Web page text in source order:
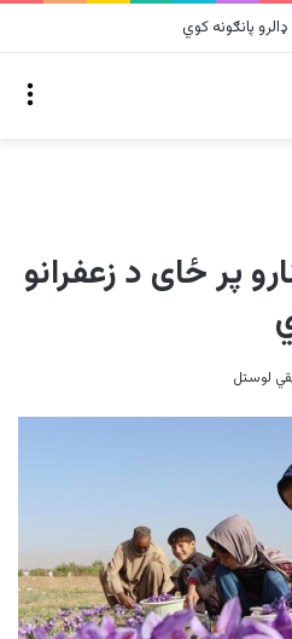
زیانونه اړولي
پر ځای د زعفرانو